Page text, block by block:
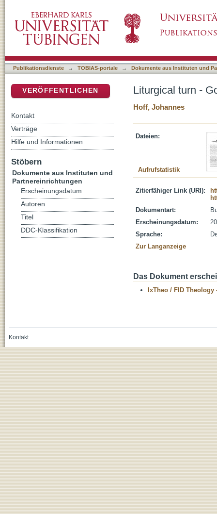
Publikationsdienste → TOBIAS-portale → Dokumente aus Instituten und
Liturgical turn -
Hoff, Johannes
Dateien:
Aufrufstatistik
Zitierfähiger Link (URI):
Dokumentart:
Erscheinungsdatum:
Sprache:
Zur Langanzeige
Das Dokument
IxTheo / FID Theology
VERÖFFENTLICHEN
Kontakt
Verträge
Hilfe und Informationen
Stöbern
Dokumente aus Instituten und
Partnereinrichtungen
Erscheinungsdatum
Autoren
Titel
DDC-Klassifikation
Kontakt